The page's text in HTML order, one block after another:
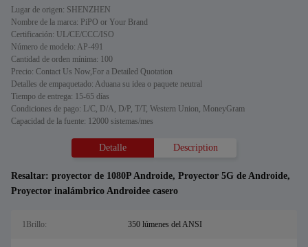
Lugar de origen: SHENZHEN
Nombre de la marca: PiPO or Your Brand
Certificación: UL/CE/CCC/ISO
Número de modelo: AP-491
Cantidad de orden mínima: 100
Precio: Contact Us Now,For a Detailed Quotation
Detalles de empaquetado: Aduana su idea o paquete neutral
Tiempo de entrega: 15-65 días
Condiciones de pago: L/C, D/A, D/P, T/T, Western Union, MoneyGram
Capacidad de la fuente: 12000 sistemas/mes
Detalle Description
Resaltar: proyector de 1080P Androide, Proyector 5G de Androide,
Proyector inalámbrico Androidee casero
1Brillo: 350 lúmenes del ANSI